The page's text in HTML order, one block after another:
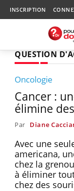
INSCRIPTION
QUESTION
Oncologie
Cancer :
élimine
Par Diane
Avec une
americana,
chez la
à éliminer
chez des